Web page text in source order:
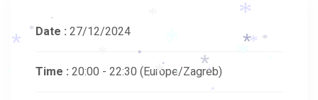
Date : 27/12/2024
Time : 20:00 - 22:30 (Europe/Zagreb)
*
*
*
*
*
*
*
*
*
*
* *
*
*